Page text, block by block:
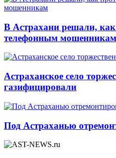
В Астрахани решали, как
телефонным мошенникам
Астраханское село
газифицировали
Под Астраханью